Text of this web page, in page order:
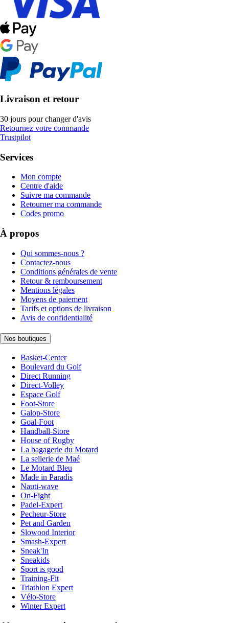
Livraison et retour
30 jours pour changer d'avis
Retournez votre commande
Trustpilot
Services
Mon compte
Centre d'aide
Suivre ma commande
Retourner ma commande
Codes promo
À propos
Qui sommes-nous ?
Contactez-nous
Conditions générales de vente
Retour & remboursement
Mentions légales
Moyens de paiement
Tarifs et options de livraison
Avis de confidentialité
Nos boutiques
Basket-Center
Boulevard du Golf
Direct Running
Direct-Volley
Espace Golf
Foot-Store
Galop-Store
Goal-Foot
Handball-Store
House of Rugby
La bagagerie du Motard
La sellerie de Maé
Le Motard Bleu
Made in Paradis
Nauti-wave
On-Fight
Padel-Expert
Pecheur-Store
Pet and Garden
Slowood Interior
Smash-Expert
Sneak'In
Sneakids
Sport is good
Training-Fit
Triathlon Expert
Vélo-Store
Winter Expert